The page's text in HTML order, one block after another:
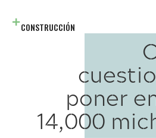
CONSTRUCCIÓN
poner
14,000